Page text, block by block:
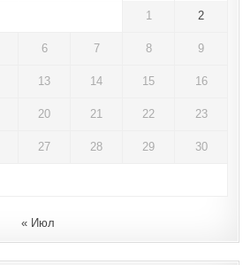
1 2
6 7 8 9
13 14 15 16
20 21 22 23
27 28 29 30
« Июл